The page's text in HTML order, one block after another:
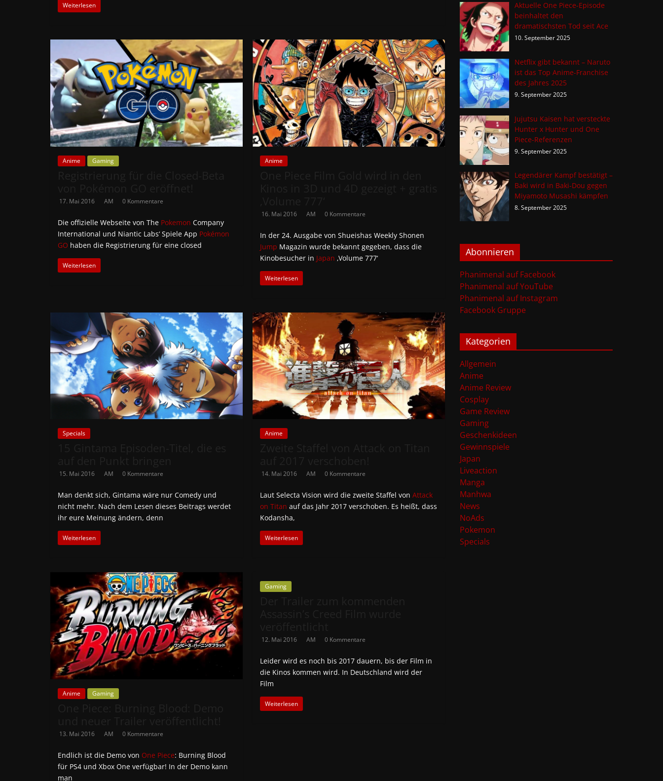
Weiterlesen
Anime Gaming
17. Mai 2016 AM 0 Kommentare
Die offizielle Webseite von The Pokemon Company
International und Niantic Labs‘ Spiele App Pokémon
GO haben die Registrierung für eine closed
Weiterlesen
Anime
16. Mai 2016 AM 0 Kommentare
In der 24. Ausgabe von Shueishas Weekly Shonen
Jump Magazin wurde bekannt gegeben, dass die
Kinobesucher in Japan ‚Volume 777‘
Weiterlesen
Specials
15. Mai 2016 AM 0 Kommentare
Man denkt sich, Gintama wäre nur Comedy und
nicht mehr. Nach dem Lesen dieses Beitrags werdet
ihr eure Meinung ändern, denn
Weiterlesen
Anime
14. Mai 2016 AM 0 Kommentare
Laut Selecta Vision wird die zweite Staffel vonAttack
on Titan auf das Jahr 2017 verschoben. Es heißt, dass
Kodansha,
Weiterlesen
Anime Gaming
13. Mai 2016 AM 0 Kommentare
Endlich ist die Demo von One Piece: Burning Blood
für PS4 und Xbox One verfügbar! In der Demo kann
man
Gaming
12. Mai 2016 AM 0 Kommentare
Leider wird es noch bis 2017 dauern, bis der Film in
die Kinos kommen wird. In Deutschland wird der
Film
Weiterlesen
Aktuelle One Piece-Episode
beinhaltet den
dramatischsten Tod seit Ace
10. September 2025
Netflix gibt bekannt – Naruto
ist das Top Anime-Franchise
des Jahres 2025
9. September 2025
Jujutsu Kaisen hat versteckte
Hunter x Hunter und One
Piece-Referenzen
9. September 2025
Legendärer Kampf bestätigt –
Baki wird in Baki-Dou gegen
Miyamoto Musashi kämpfen
8. September 2025
Abonnieren
Phanimenal auf Facebook
Phanimenal auf YouTube
Phanimenal auf Instagram
Facebook Gruppe
Kategorien
Allgemein
Anime
Anime Review
Cosplay
Game Review
Gaming
Geschenkideen
Gewinnspiele
Japan
Liveaction
Manga
Manhwa
News
NoAds
Pokemon
Specials